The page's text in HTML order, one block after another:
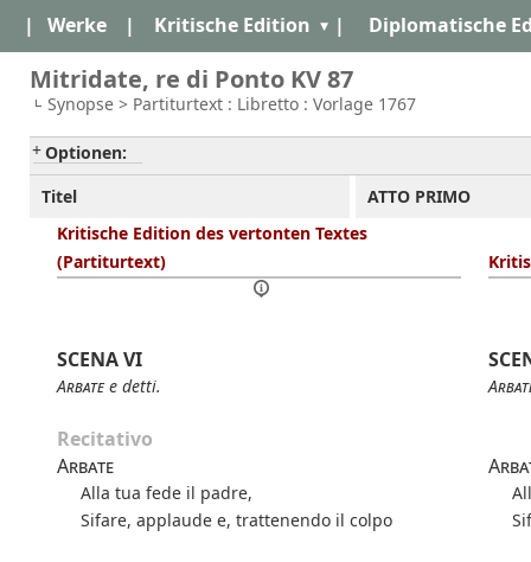
| Werke | Kritische Edition | Diplomatische
Mitridate, re di Ponto KV 87
Synopse > Partiturtext : Libretto : Vorlage 1767
Optionen:
Titel
ATTO PRIMO
Kritische Edition des vertonten Textes
(Partiturtext)
SCENA VI
Arbatee detti.
Recitativo
Arbate
Alla tua fede il padre,
Sifare, applaude e, trattenendo il colpo